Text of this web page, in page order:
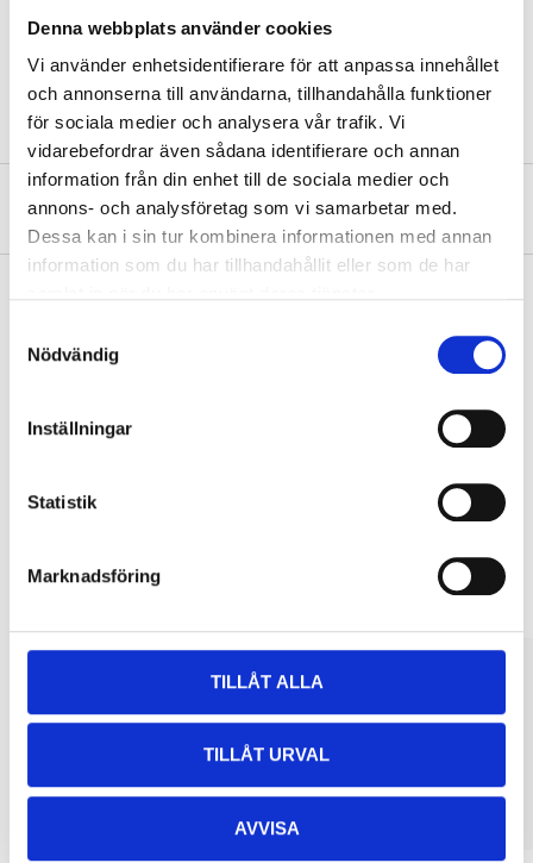
Denna webbplats använder cookies
Vi använder enhetsidentifierare för att anpassa innehållet
och annonserna till användarna, tillhandahålla funktioner
för sociala medier och analysera vår trafik. Vi
vidarebefordrar även sådana identifierare och annan
information från din enhet till de sociala medier och
annons- och analysföretag som vi samarbetar med.
Dessa kan i sin tur kombinera informationen med annan
information som du har tillhandahållit eller som de har
Nödvändig
Inställningar
Statistik
Marknadsföring
TILLÅT ALLA
TILLÅT URVAL
AVVISA
vatten, värmeledningar, gas, olja och tryckluft.
About the manufacturer